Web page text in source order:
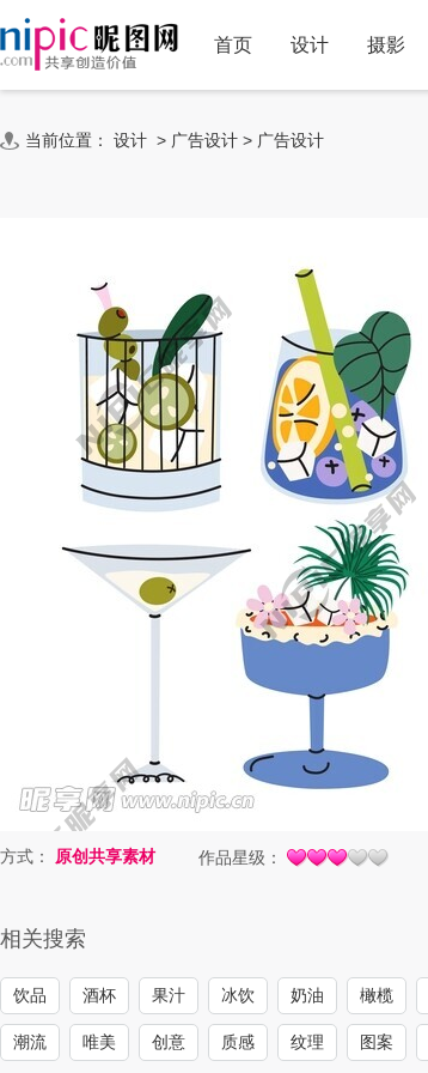
首页 设计 摄影
当前位置： 设计 > 广告设计 > 广告设计
方式： 原创共享素材 作品星级：
相关搜索
饮品 酒杯 果汁 冰饮 奶油 橄榄
潮流 唯美 创意 质感 纹理 图案